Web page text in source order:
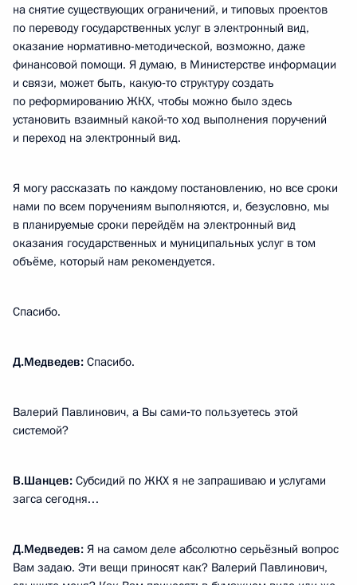
на снятие существующих ограничений, и типовых проектов
по переводу государственных услуг в электронный вид,
оказание нормативно-методической, возможно, даже
финансовой помощи. Я думаю, в Министерстве информации
и связи, может быть, какую‑то структуру создать
по реформированию ЖКХ, чтобы можно было здесь
установить взаимный какой‑то ход выполнения поручений
и переход на электронный вид.
Я могу рассказать по каждому постановлению, но все сроки
нами по всем поручениям выполняются, и, безусловно, мы
в планируемые сроки перейдём на электронный вид
оказания государственных и муниципальных услуг в том
объёме, который нам рекомендуется.
Спасибо.
Д.Медведев: Спасибо.
Валерий Павлинович, а Вы сами‑то пользуетесь этой
системой?
В.Шанцев: Субсидий по ЖКХ я не запрашиваю и услугами
загса сегодня…
Д.Медведев: Я на самом деле абсолютно серьёзный вопрос
Вам задаю. Эти вещи приносят как? Валерий Павлинович,